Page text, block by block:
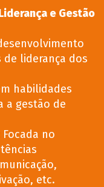
e Gestão
liderança dos
habilidades
a gestão de
Focada no
etc.